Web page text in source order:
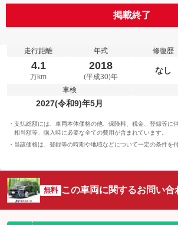
掲載終了
走行距離
4.1
万km
年式
2018
(平成30)年
修復歴
なし
車検
2027(令和9)年5月
支払総額には、車両本体価格の他、保険料、税金、登録等に
相当額等、購入時に必要な全ての費用が含まれています。
当該価格は、登録等の時期や地域などについて一定の条件を
無料 この車両に関するお問い合